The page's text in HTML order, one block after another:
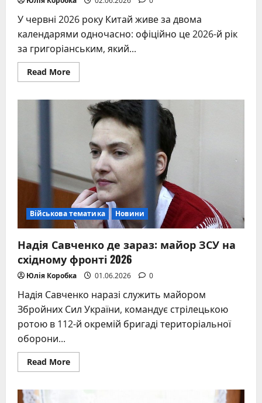
У червні 2026 року Китай живе за двома
календарями одночасно: офіційно це 2026-й рік
за григоріанським, який...
Read MoreRead
more
зараз
Китаї?
Військова тематика Новини
Надія Савченко де зараз: майор ЗСУ на
східному фронті 2026
Юлія Коробка 01.06.2026 0
Надія Савченко наразі служить майором
Збройних Сил України, командує стрілецькою
ротою в 112-й окремій бригаді територіальної
оборони...
Read MoreRead
more